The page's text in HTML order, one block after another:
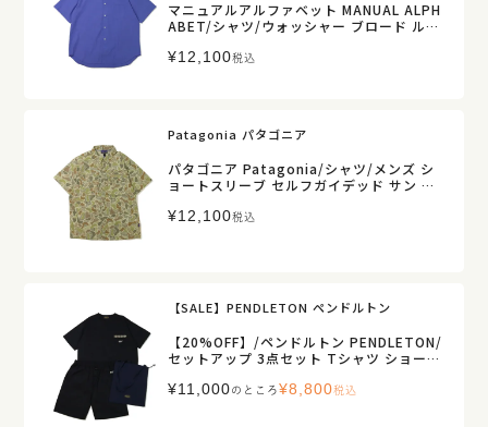
マニュアルアルファベット MANUAL ALPH
ABET/シャツ/ウォッシャー ブロード ルー
ーブシャツ/MA-S-832/メンズ【正規取
¥12,100税込
Patagonia パタゴニア
パタゴニア Patagonia/シャツ/メンズ シ
ョートスリーブ セルフガイデッド サン シ
限定
¥12,100税込
【SALE】PENDLETON ペンドルトン
【20%OFF】/ペンドルトン PENDLETON/
セットアップ 3点セット Tシャツ ショー
11/メンズ【正規取扱】
¥11,000 のところ¥8,800税込